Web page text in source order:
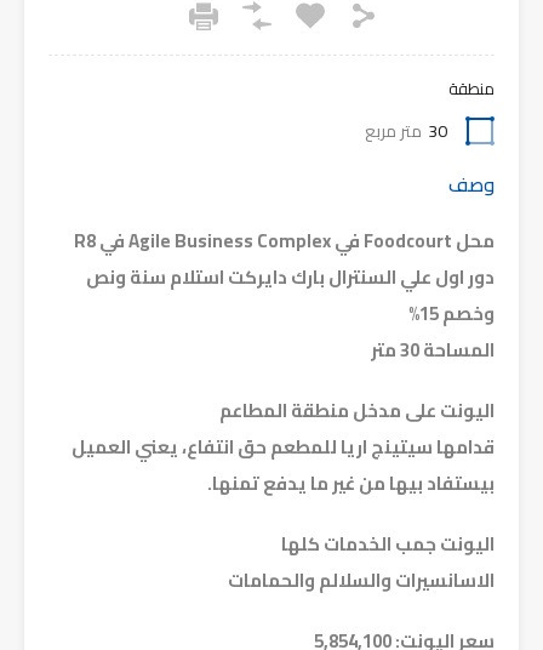
منطقة
30 متر مربع
وصف
محل Foodcourt في Agile Business Complex في R8
دور اول علي السنترال بارك دايركت استلام سنة ونص
وخصم 15%
المساحة 30 متر
اليونت على مدخل منطقة المطاعم
قدامها سيتينج اريا للمطعم حق انتفاع، يعني العميل
بيستفاد بيها من غير ما يدفع تمنها.
اليونت جمب الخدمات كلها
الاسانسيرات والسلالم والحمامات
سعر اليونت: 5,854,100